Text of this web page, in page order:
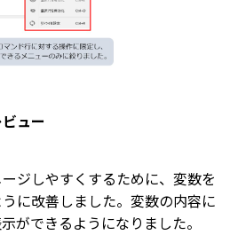
ュー
ジしやすくするために、変数を
に改善しました。変数の内容に
ができるようになりました。